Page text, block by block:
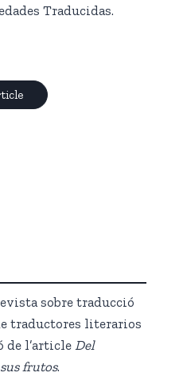
Traducidas.
sobre traducció
traductores literarios
de l’article Del
frutos.